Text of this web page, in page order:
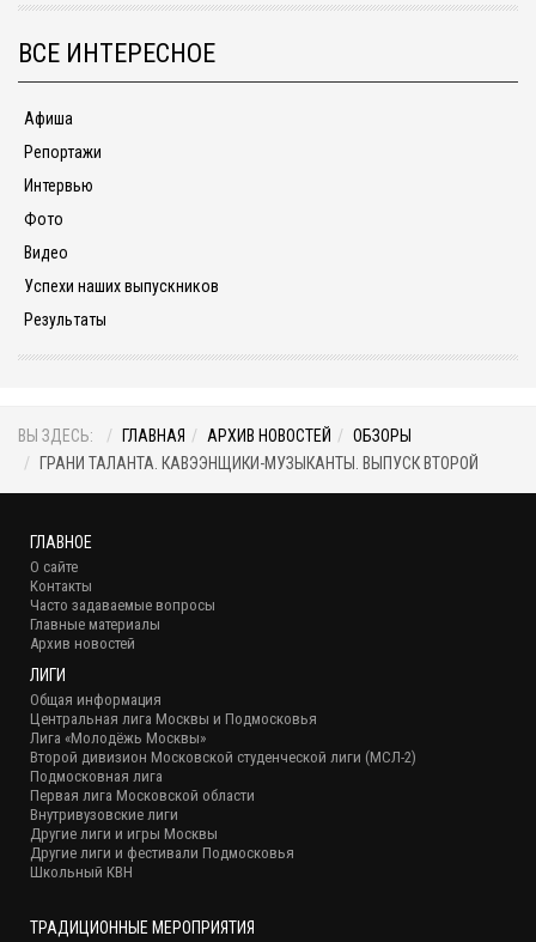
ВСЕ ИНТЕРЕСНОЕ
Афиша
Репортажи
Интервью
Фото
Видео
Успехи наших выпускников
Результаты
ВЫ ЗДЕСЬ: ГЛАВНАЯ АРХИВ НОВОСТЕЙ
ОБЗОРЫ
ГРАНИ ТАЛАНТА. КАВЭЭНЩИКИ-МУЗЫКАНТЫ. ВЫПУСК ВТОРОЙ
ГЛАВНОЕ
О сайте
Контакты
Часто задаваемые вопросы
Главные материалы
Архив новостей
ЛИГИ
Общая информация
Центральная лига Москвы и Подмосковья
Лига «Молодёжь Москвы»
Второй дивизион Московской студенческой лиги (МСЛ-2)
Подмосковная лига
Первая лига Московской области
Внутривузовские лиги
Другие лиги и игры Москвы
Другие лиги и фестивали Подмосковья
Школьный КВН
ТРАДИЦИОННЫЕ МЕРОПРИЯТИЯ